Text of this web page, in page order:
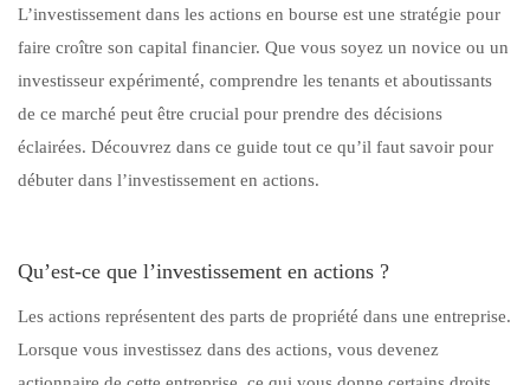
L’investissement dans les actions en bourse est une stratégie pour
faire croître son capital financier. Que vous soyez un novice ou un
investisseur expérimenté, comprendre les tenants et aboutissants
de ce marché peut être crucial pour prendre des décisions
éclairées. Découvrez dans ce guide tout ce qu’il faut savoir pour
débuter dans l’investissement en actions.
Qu’est-ce que l’investissement en actions ?
Les actions représentent des parts de propriété dans une entreprise.
Lorsque vous investissez dans des actions, vous devenez